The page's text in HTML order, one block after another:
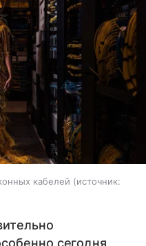
кабелей
источник:
сегодня,